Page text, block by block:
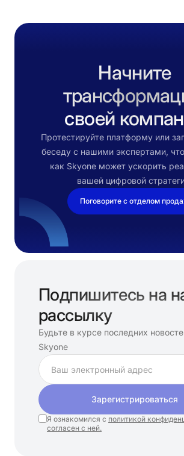
Начните
своей
Протестируйте платформу или
беседу с нашими экспертами,
как Skyone может ускорить
вашей цифровой
Поговорите с отделом
Подпишитесь на
рассылку
Будьте в курсе последних
Skyone
Зарегистрироваться
Я ознакомился с политикой
согласен с ней.